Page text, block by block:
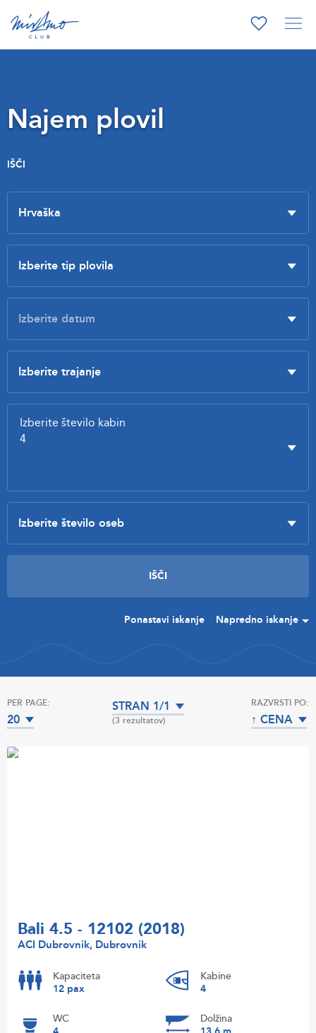
Najem plovil
IŠČI
Ponastavi iskanje Napredno iskanje
PER PAGE:
20
STRAN 1/1
(3 rezultatov)
RAZVRSTI PO:
↑ CENA
Bali 4.5 - 12102 (2018)
ACI Dubrovnik, Dubrovnik
Kapaciteta
12 pax
Kabine
4
WC
Dolžina